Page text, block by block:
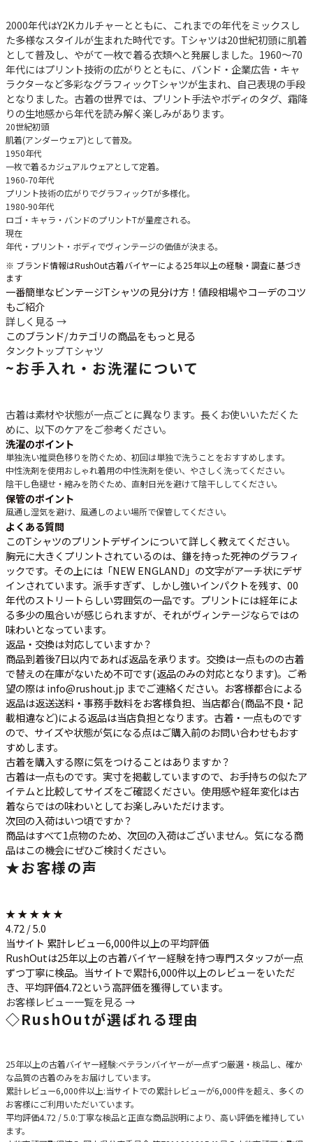
2000年代はY2Kカルチャーとともに、これまでの年代をミックスし
た多様なスタイルが生まれた時代です。Tシャツは20世紀初頭に肌着
として普及し、やがて一枚で着る衣類へと発展しました。1960～70
年代にはプリント技術の広がりとともに、バンド・企業広告・キャ
ラクターなど多彩なグラフィックTシャツが生まれ、自己表現の手段
となりました。古着の世界では、プリント手法やボディのタグ、霜降
りの生地感から年代を読み解く楽しみがあります。
20世紀初頭
肌着(アンダーウェア)として普及。
1950年代
一枚で着るカジュアルウェアとして定着。
1960-70年代
プリント技術の広がりでグラフィックTが多様化。
1980-90年代
ロゴ・キャラ・バンドのプリントTが量産される。
現在
年代・プリント・ボディでヴィンテージの価値が決まる。
※ ブランド情報はRushOut古着バイヤーによる25年以上の経験・調査に基づき
ます
一番簡単なビンテージTシャツの見分け方！値段相場やコーデのコツ
もご紹介
詳しく見る →
このブランド/カテゴリの商品をもっと見る
タンクトップＴシャツ
~お手入れ・お洗濯について
古着は素材や状態が一点ごとに異なります。長くお使いいただくた
めに、以下のケアをご参考ください。
洗濯のポイント
単独洗い推奨色移りを防ぐため、初回は単独で洗うことをおすすめします。
中性洗剤を使用おしゃれ着用の中性洗剤を使い、やさしく洗ってください。
陰干し色褪せ・縮みを防ぐため、直射日光を避けて陰干ししてください。
保管のポイント
風通し湿気を避け、風通しのよい場所で保管してください。
よくある質問
このTシャツのプリントデザインについて詳しく教えてください。
胸元に大きくプリントされているのは、鎌を持った死神のグラフィ
ックです。その上には「NEW ENGLAND」の文字がアーチ状にデザ
インされています。派手すぎず、しかし強いインパクトを残す、00
年代のストリートらしい雰囲気の一品です。プリントには経年によ
る多少の風合いが感じられますが、それがヴィンテージならではの
味わいとなっています。
返品・交換は対応していますか？
商品到着後7日以内であれば返品を承ります。交換は一点ものの古着
で替えの在庫がないため不可です(返品のみの対応となります)。ご希
望の際は info@rushout.jp までご連絡ください。お客様都合による
返品は返送送料・事務手数料をお客様負担、当店都合(商品不良・記
載相違など)による返品は当店負担となります。古着・一点ものです
ので、サイズや状態が気になる点はご購入前のお問い合わせもおす
すめします。
古着を購入する際に気をつけることはありますか？
古着は一点ものです。実寸を掲載していますので、お手持ちの似たア
イテムと比較してサイズをご確認ください。使用感や経年変化は古
着ならではの味わいとしてお楽しみいただけます。
次回の入荷はいつ頃ですか？
商品はすべて1点物のため、次回の入荷はございません。気になる商
品はこの機会にぜひご検討ください。
★お客様の声
★ ★ ★ ★ ★
4.72 / 5.0
当サイト 累計レビュー6,000件以上の平均評価
RushOutは25年以上の古着バイヤー経験を持つ専門スタッフが一点
ずつ丁寧に検品。当サイトで累計6,000件以上のレビューをいただ
き、平均評価4.72という高評価を獲得しています。
お客様レビュー一覧を見る →
◇RushOutが選ばれる理由
25年以上の古着バイヤー経験:ベテランバイヤーが一点ずつ厳選・検品し、確か
な品質の古着のみをお届けしています。
累計レビュー6,000件以上:当サイトでの累計レビューが6,000件を超え、多くの
お客様にご利用いただいています。
平均評価4.72 / 5.0:丁寧な検品と正直な商品説明により、高い評価を維持してい
ます。